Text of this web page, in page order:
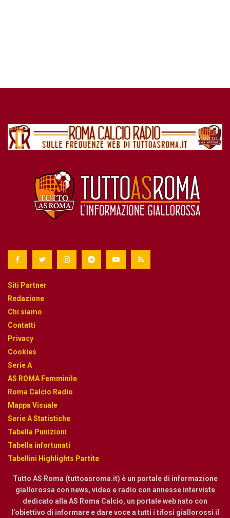
Siti Partner
Redazione
Chi siamo
Contatti
Privacy
Cookies
Serie A
AS ROMA Femminile
Roma Calcio Radio
Mappa Visuale
Serie A Statistiche
Tabella Punizioni
Tabella infortunati
Tabellini Highlights Partite
Tutto AS Roma (tuttoasroma.it) è un portale di informazione
giallorossa con news, video e radio con annesse interviste
dedicato alla AS Roma Calcio, un portale web nato con
l’obiettivo di informare e dare voce a tutti i tifosi giallorossi il